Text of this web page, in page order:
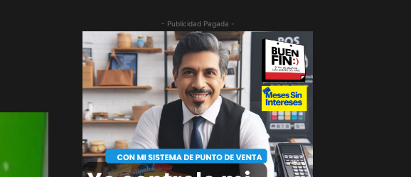
- Publicidad Pagada -